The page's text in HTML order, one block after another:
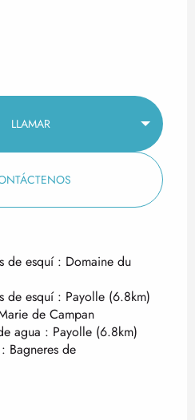
LLAMAR
de esquí : Domaine du
de esquí : Payolle (6.8km)
de Campan
agua : Payolle (6.8km)
Bagneres de